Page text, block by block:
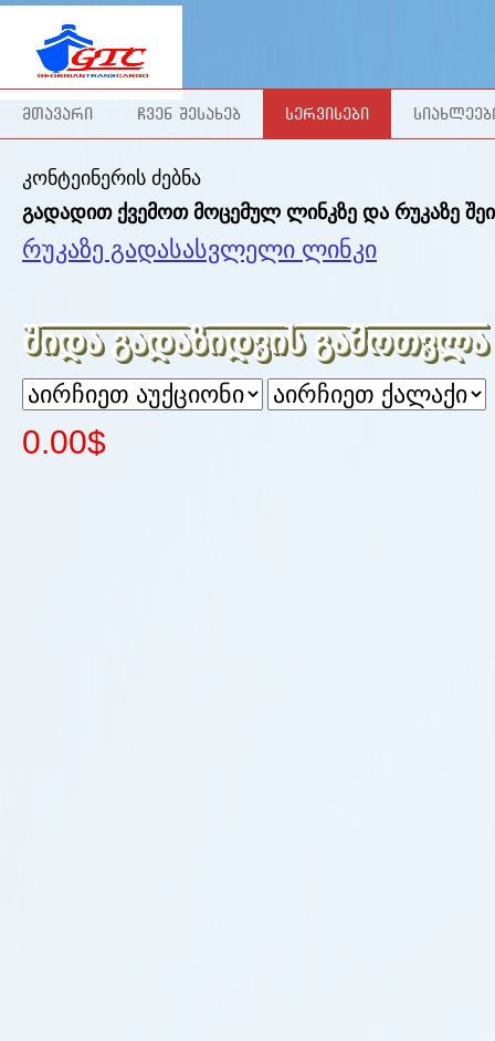
ᲛᲗᲐᲕᲐᲠᲘ ᲩᲕᲔᲜ ᲨᲔᲡᲐᲮᲔᲑ ᲡᲔᲠᲕᲘᲡᲔᲑᲘ
კონტეინერის ძებნა
გადადით ქვემოთ მოცემულ ლინკზე და რუკაზე
რუკაზე გადასასვლელი ლინკი
შიდა გადაზიდვის გამოთვლა
0.00$